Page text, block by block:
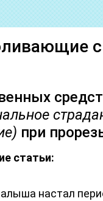
при
статьи:
настал